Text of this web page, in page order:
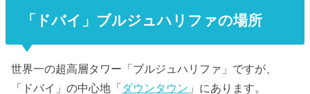
「ドバイ」ブルジュハリファの場所
世界一の超高層タワー「ブルジュハリファ」ですが、
「ドバイ」の中心地「ダウンタウン 」にあります。